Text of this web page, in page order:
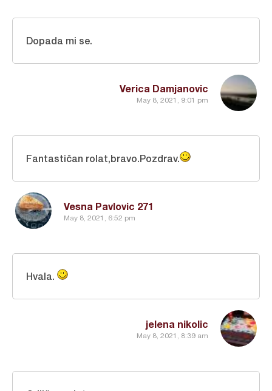
Verica Damjanovic
May 8, 2021, 9:01 pm
Dopada mi se.
Vesna Pavlovic 271
May 8, 2021, 6:52 pm
Fantastičan rolat,bravo.Pozdrav.
jelena nikolic
May 8, 2021, 8:39 am
Hvala.